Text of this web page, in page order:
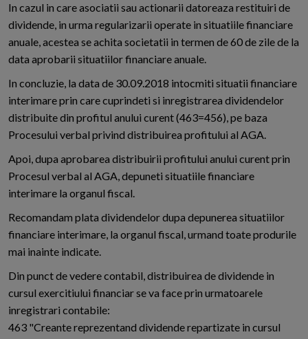
In cazul in care asociatii sau actionarii datoreaza restituiri de
dividende, in urma regularizarii operate in situatiile financiare
anuale, acestea se achita societatii in termen de 60 de zile de la
data aprobarii situatiilor financiare anuale.
In concluzie, la data de 30.09.2018 intocmiti situatii financiare
interimare prin care cuprindeti si inregistrarea dividendelor
distribuite din profitul anului curent (463=456), pe baza
Procesului verbal privind distribuirea profitului al AGA.
Apoi, dupa aprobarea distribuirii profitului anului curent prin
Procesul verbal al AGA, depuneti situatiile financiare
interimare la organul fiscal.
Recomandam plata dividendelor dupa depunerea situatiilor
financiare interimare, la organul fiscal, urmand toate produrile
mai inainte indicate.
Din punct de vedere contabil, distribuirea de dividende in
cursul exercitiului financiar se va face prin urmatoarele
inregistrari contabile:
463 "Creante reprezentand dividende repartizate in cursul